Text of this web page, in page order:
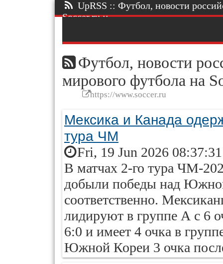
UpRSS :: Футбол, новости
Soccer.ru ::.
Футбол, новости
мирового футбола на
https://www.soccer.ru
Мексика и Канада
тура ЧМ
Fri, 19 Jun 2026
В матчах 2-го тура ЧМ-
добыли победы над
соответственно.
лидируют в группе А с 6
6:0 и имеет 4 очка в
Южной Кореи 3 очка